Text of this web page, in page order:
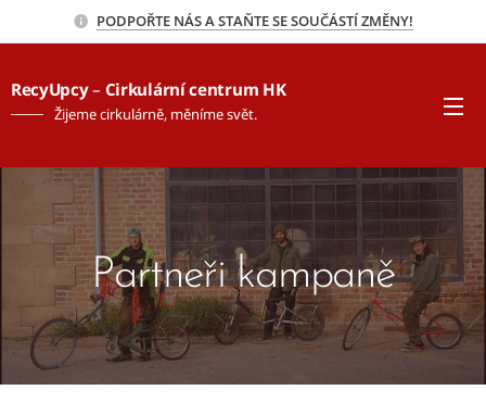
PODPOŘTE NÁS A STAŇTE SE SOUČÁSTÍ ZMĚNY!
RecyUpcy– Cirkulární centrum HK
Žijeme cirkulárně, měníme svět.
Partneři kampaně